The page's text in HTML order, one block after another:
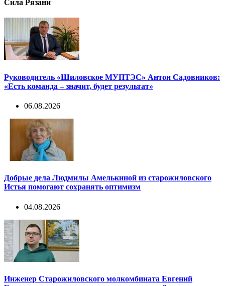
Сила Рязани
Руководитель «Шиловское МУПТЭС» Антон Садовников:
«Есть команда – значит, будет результат»
06.08.2026
Добрые дела Людмилы Амелькиной из старожиловского
Истья помогают сохранять оптимизм
04.08.2026
Инженер Старожиловского молкомбината Евгений